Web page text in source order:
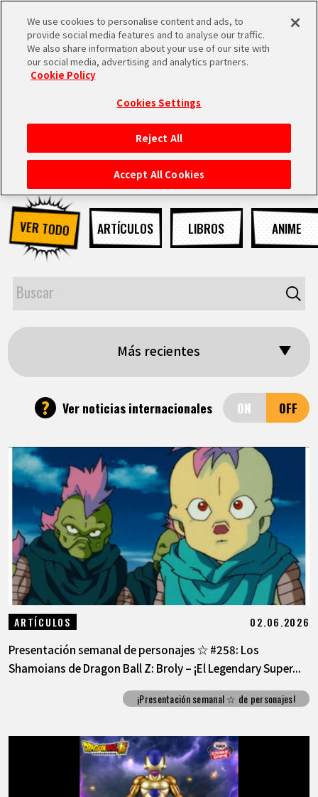
MEN
INICIO
NOTICIAS
LO MÁS DESTACADO
VÍDEOS
ARTÍCULOS
JP
EN FR DE ES
NOTICIAS
VER TODO ARTÍCULOS LIBROS ANIME
Más recientes
? Ver noticias internacionales
ARTÍCULOS 02.06.2026
Presentación semanal de personajes ☆ #258: Los
Shamoians de Dragon Ball Z: Broly – ¡El Legendary Super...
¡Presentación semanal ☆ de personajes!
We use cookies to personalise content and ads, to
provide social media features and to analyse our traffic.
We also share information about your use of our site with
our social media, advertising and analytics partners.
Cookie Policy
Cookies Settings
Reject All
Accept All Cookies